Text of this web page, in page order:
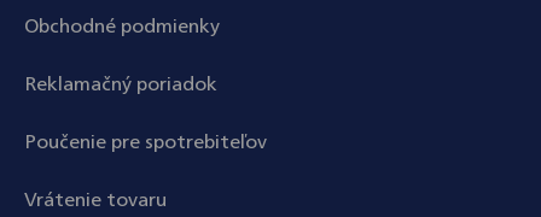
Obchodné podmienky
Reklamačný poriadok
Poučenie pre spotrebiteľov
Vrátenie tovaru